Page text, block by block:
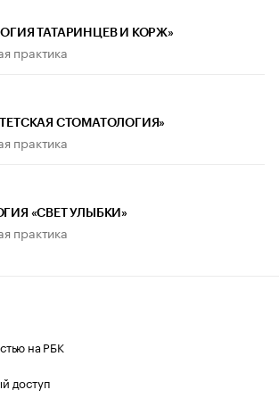
ТАТАРИНЦЕВ И КОРЖ»
практика
СТОМАТОЛОГИЯ»
практика
«СВЕТ УЛЫБКИ»
практика
на РБК
доступ